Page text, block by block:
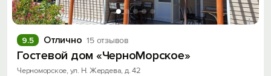
Отлично 15 отзывов
9.5
Гостевой дом «ЧерноМорское»
Черноморское, ул. Н. Жердева, д. 42